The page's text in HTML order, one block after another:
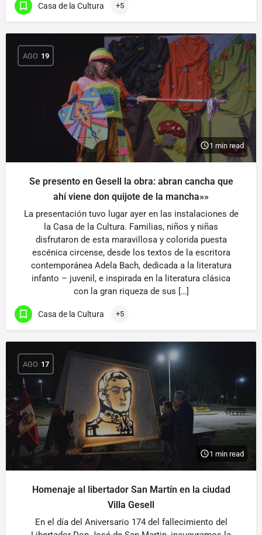
Casa de la Cultura +5
AGO 19
1 min read
Se presento en Gesell la obra: abran cancha que
ahí viene don quijote de la mancha»»
La presentación tuvo lugar ayer en las instalaciones de
la Casa de la Cultura. Familias, niños y niñas
disfrutaron de esta maravillosa y colorida puesta
escénica circense, desde los textos de la escritora
contemporánea Adela Bach, dedicada a la literatura
infanto – juvenil, e inspirada en la literatura clásica
con la gran riqueza de sus […]
Casa de la Cultura +5
AGO 17
1 min read
Homenaje al libertador San Martín en la ciudad
Villa Gesell
En el día del Aniversario 174 del fallecimiento del